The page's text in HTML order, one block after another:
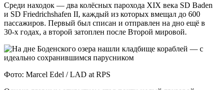
Среди находок — два колёсных парохода XIX века SD Baden
и SD Friedrichshafen II, каждый из которых вмещал до 600
пассажиров. Первый был списан и отправлен на дно ещё в
30‑х годах, а второй затоплен после Второй мировой.
Фото: Marcel Edel / LAD at RPS